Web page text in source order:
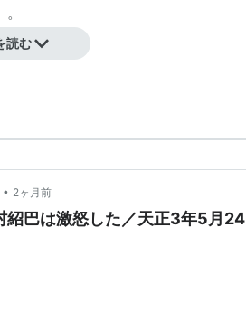
て栄えた。
創建された。
「鞍馬天狗」で
れた。
読む
• 2ヶ月前
巴は激怒した／天正3年5月24